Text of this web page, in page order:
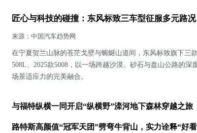
匠心与科技的碰撞：东风标致三车型征服多元路况
来源：中国汽车趋势网
在宁夏贺兰山脉的苍茫戈壁与蜿蜒山道间，东风标致旗下三
508L、2025款5008，以一场跨越沙漠、砂石与盘山公路的深
场景适应力的完美融合。
与福特纵横一同开启“纵横野”滦河地下森林穿越之旅
路特斯高颜值“冠军天团”劈弯牛背山，实力诠释“好